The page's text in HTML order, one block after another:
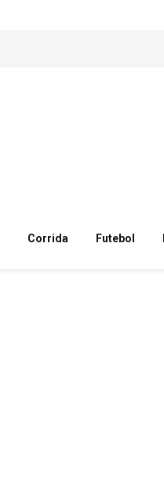
Corrida Futebol